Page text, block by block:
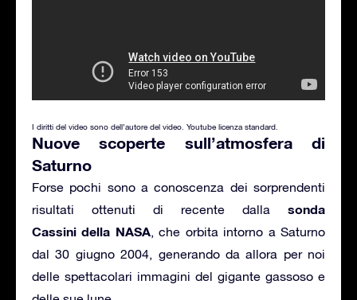
I diritti del video sono dell’autore del video. Youtube licenza standard.
Nuove scoperte sull’atmosfera di
Saturno
Forse pochi sono a conoscenza dei sorprendenti
risultati ottenuti di recente dalla sonda
Cassini della NASA, che orbita intorno a Saturno
dal 30 giugno 2004, generando da allora per noi
delle spettacolari immagini del gigante gassoso e